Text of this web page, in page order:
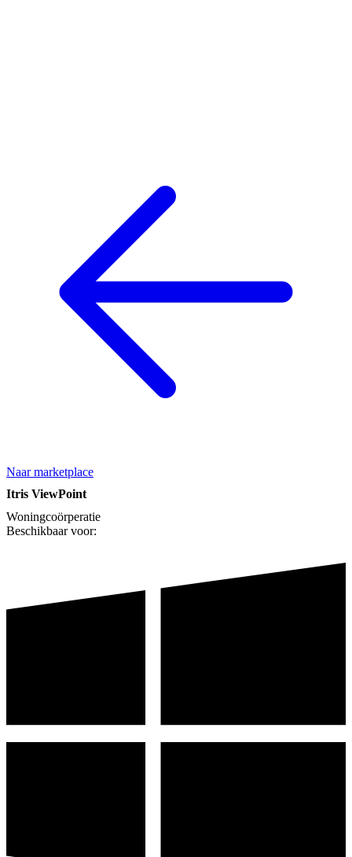
Naar marketplace
Itris ViewPoint
Woningcoörperatie
Beschikbaar voor: